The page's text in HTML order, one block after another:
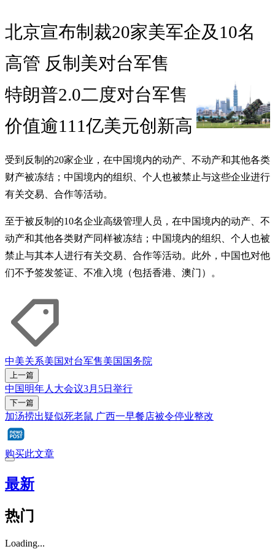
北京宣布制裁20家美军企及10名
高管 反制美对台军售
特朗普2.0二度对台军售
价值逾111亿美元创新高
受到反制的20家企业，在中国境内的动产、不动产和其他各类
财产被冻结；中国境内的组织、个人也被禁止与这些企业进行
有关交易、合作等活动。
至于被反制的10名企业高级管理人员，在中国境内的动产、不
动产和其他各类财产同样被冻结；中国境内的组织、个人也被
禁止与其本人进行有关交易、合作等活动。此外，中国也对他
们不予签发签证、不准入境（包括香港、澳门）。
中美关系美国对台军售美国国务院
上一篇
中国明年人大会议3月5日举行
下一篇
加汤捞出疑似死老鼠 广西一早餐店被令停业整改
购买此文章
最新
热门
Loading...